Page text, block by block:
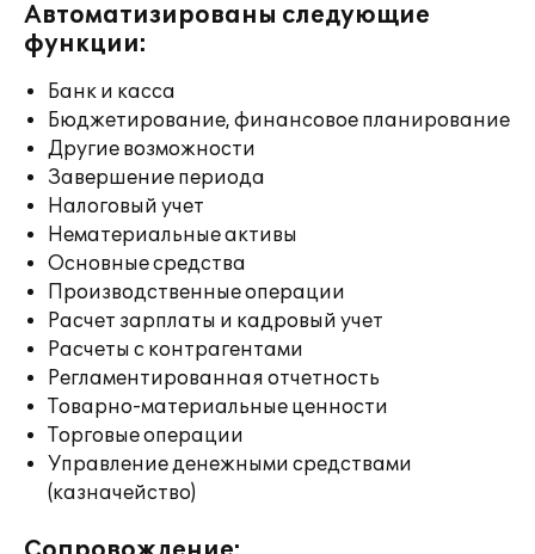
Автоматизированы следующие
функции:
Банк и касса
Бюджетирование, финансовое планирование
Другие возможности
Завершение периода
Налоговый учет
Нематериальные активы
Основные средства
Производственные операции
Расчет зарплаты и кадровый учет
Расчеты с контрагентами
Регламентированная отчетность
Товарно-материальные ценности
Торговые операции
Управление денежными средствами
(казначейство)